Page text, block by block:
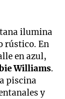
ilumina
rústico. En
en azul,
Williams.
piscina
y